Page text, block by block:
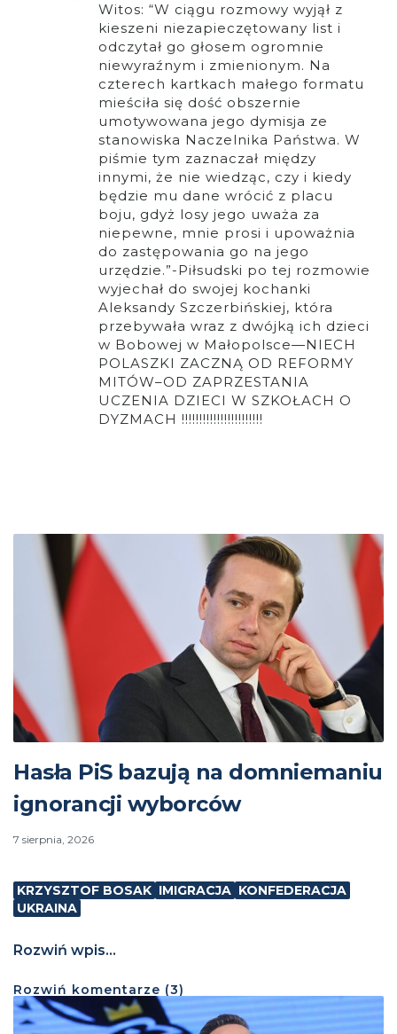
Witos: “W ciągu rozmowy wyjął z
kieszeni niezapieczętowany list i
odczytał go głosem ogromnie
niewyraźnym i zmienionym. Na
czterech kartkach małego formatu
mieściła się dość obszernie
umotywowana jego dymisja ze
stanowiska Naczelnika Państwa. W
piśmie tym zaznaczał między
innymi, że nie wiedząc, czy i kiedy
będzie mu dane wrócić z placu
boju, gdyż losy jego uważa za
niepewne, mnie prosi i upoważnia
do zastępowania go na jego
urzędzie.”-Piłsudski po tej rozmowie
wyjechał do swojej kochanki
Aleksandy Szczerbińskiej, która
przebywała wraz z dwójką ich dzieci
w Bobowej w Małopolsce—NIECH
POLASZKI ZACZNĄ OD REFORMY
MITÓW–OD ZAPRZESTANIA
UCZENIA DZIECI W SZKOŁACH O
DYZMACH !!!!!!!!!!!!!!!!!!!!!!!
Hasła PiS bazują na domniemaniu
ignorancji wyborców
7 sierpnia, 2026
KRZYSZTOF BOSAK IMIGRACJA KONFEDERACJA
UKRAINA
Rozwiń wpis...
Rozwiń komentarze (3)